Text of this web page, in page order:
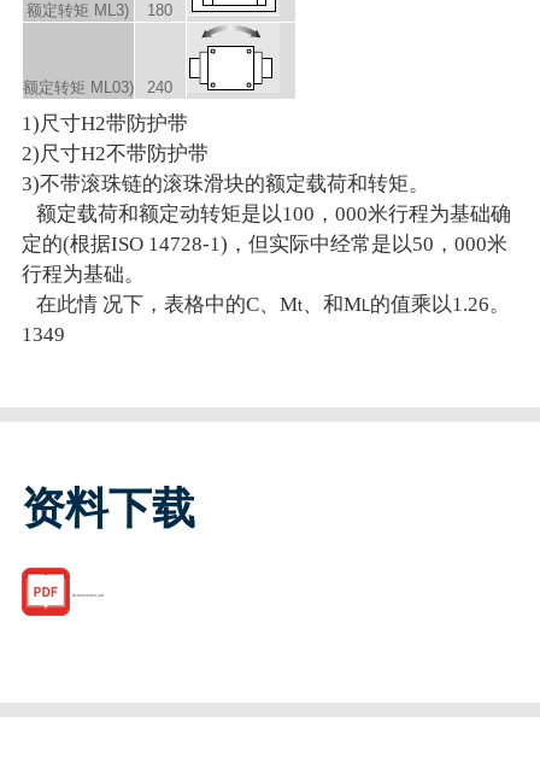
额定转矩 M L3) 180
额定转矩 M L03) 240
1)尺寸H2带防护带
2)尺寸H2不带防护带
3)不带滚珠链的滚珠滑块的额定载荷和转矩。
额定载荷和额定动转矩是以100，000米行程为基础确
定的(根据ISO 14728-1)，但实际中经常是以50，000米
行程为基础。
在此情 况下，表格中的C、Mt、和ML的值乘以1.26。
1349
资料下载
R169429410.pdf